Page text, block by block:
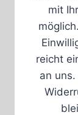
mit
reicht
an